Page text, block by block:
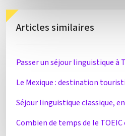
Articles similaires
Passer un séjour linguistique à
Le Mexique : destination
Séjour linguistique classique,
Combien de temps de le